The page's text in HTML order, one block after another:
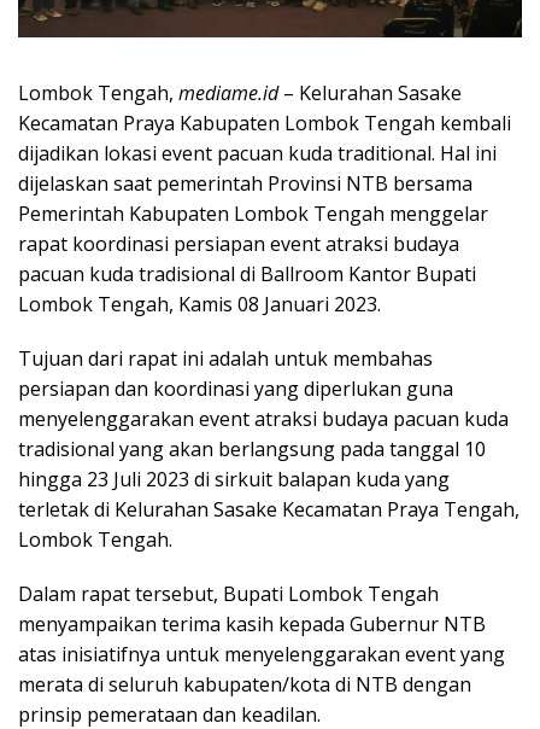
Lombok Tengah, mediame.id– Kelurahan Sasake
Kecamatan Praya Kabupaten Lombok Tengah kembali
dijadikan lokasi event pacuan kuda traditional. Hal ini
dijelaskan saat pemerintah Provinsi NTB bersama
Pemerintah Kabupaten Lombok Tengah menggelar
rapat koordinasi persiapan event atraksi budaya
pacuan kuda tradisional di Ballroom Kantor Bupati
Lombok Tengah, Kamis 08 Januari 2023.
Tujuan dari rapat ini adalah untuk membahas
persiapan dan koordinasi yang diperlukan guna
menyelenggarakan event atraksi budaya pacuan kuda
tradisional yang akan berlangsung pada tanggal 10
hingga 23 Juli 2023 di sirkuit balapan kuda yang
terletak di Kelurahan Sasake Kecamatan Praya Tengah,
Lombok Tengah.
Dalam rapat tersebut, Bupati Lombok Tengah
menyampaikan terima kasih kepada Gubernur NTB
atas inisiatifnya untuk menyelenggarakan event yang
merata di seluruh kabupaten/kota di NTB dengan
prinsip pemerataan dan keadilan.